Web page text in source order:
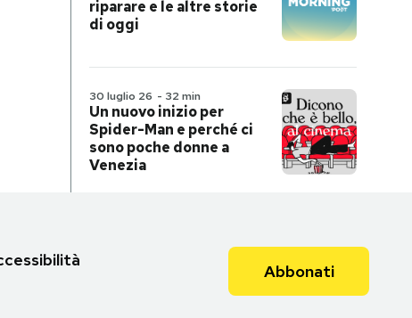
riparare e le altre storie
di oggi
30 luglio 26 - 32 min
Un nuovo inizio per
Spider-Man e perché ci
sono poche donne a
Venezia
Abbonati